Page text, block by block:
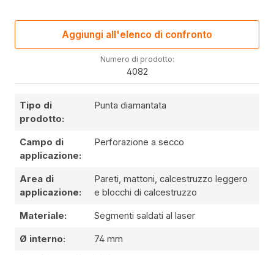
Aggiungi all'elenco di confronto
Numero di prodotto:
4082
Tipo di
prodotto:
Punta diamantata
Campo di
applicazione:
Perforazione a secco
Area di
applicazione:
Pareti, mattoni, calcestruzzo leggero
e blocchi di calcestruzzo
Materiale: Segmenti saldati al laser
Ø interno: 74 mm